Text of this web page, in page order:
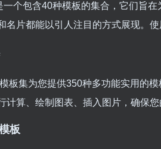
一个包含40种模板的集合，它们旨
名片都能以引人注目的方式展现。
板集为您提供350种多功能实用的
计算、绘制图表、插入图片，确保
板